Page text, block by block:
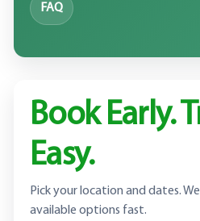
FAQ
Book Early.
Easy.
Pick your location and dates.
available options fast.